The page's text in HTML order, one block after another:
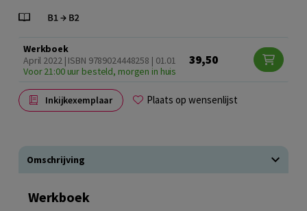
Werkboek
April 2022 | ISBN 9789024448258 | 01.01
Voor 21:00 uur besteld, morgen in huis
39,50
Inkijkexemplaar Plaats op wensenlijst
Omschrijving
Werkboek